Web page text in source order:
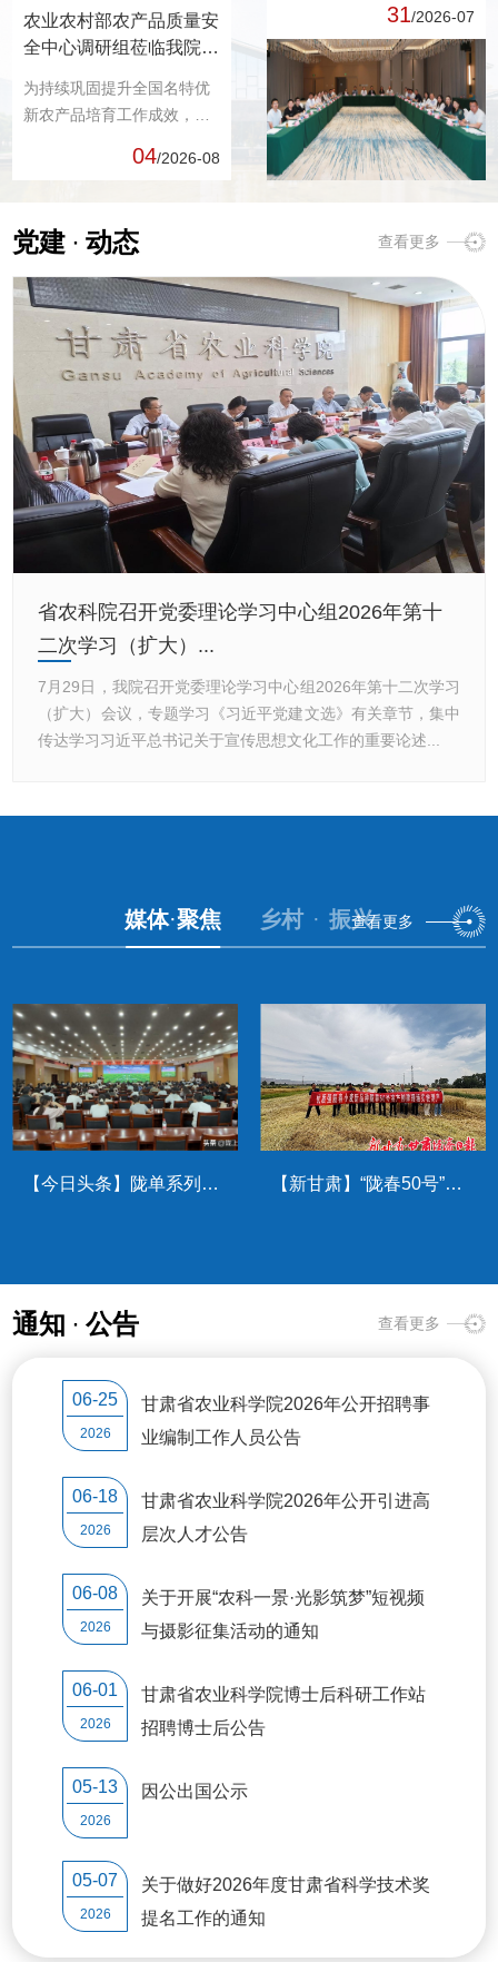
农业农村部农产品质量安
全中心调研组莅临我院开
合指导调研
为持续巩固提升全国名特优
新农产品培育工作成效，统
04/2026-08
31/2026-07
党建 · 动态 查看更多
省农科院召开工会第五届委员会（扩大）会议
7月28日，省农科院召开工会第五届委员会（扩大）会议，专
题部署工会第六次会员代表大会筹备工作。院党委委员、副院
长李允出席会议并讲话。会议依次听取了院工会第六次会...
媒体·聚焦 乡村 · 振兴查看更多
【新甘肃】科技赋能百合产业高质量发展 常宏接受甘肃电视台专访：坚定信心 真抓实干 以高水平农业科技供给支撑全省农业高质量发展
科技助农送技术 农资惠民保春耕——我院畜草与绿色农业研究所专家团队赴积石山助力春耕生产
通知 · 公告 查看更多
06-25
2026
甘肃省农业科学院2026年公开招聘事
业编制工作人员公告
06-18
2026
甘肃省农业科学院2026年公开引进高
层次人才公告
06-08
2026
关于开展“农科一景·光影筑梦”短视频
与摄影征集活动的通知
06-01
2026
甘肃省农业科学院博士后科研工作站
招聘博士后公告
05-13
2026
因公出国公示
05-07
2026
关于做好2026年度甘肃省科学技术奖
提名工作的通知